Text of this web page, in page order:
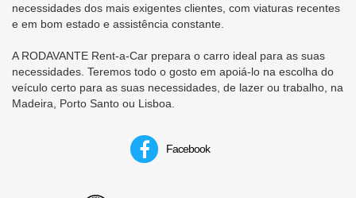
necessidades dos mais exigentes clientes, com viaturas recentes
e em bom estado e assistência constante.
A RODAVANTE Rent-a-Car prepara o carro ideal para as suas
necessidades. Teremos todo o gosto em apoiá-lo na escolha do
veículo certo para as suas necessidades, de lazer ou trabalho, na
Madeira, Porto Santo ou Lisboa.
Facebook